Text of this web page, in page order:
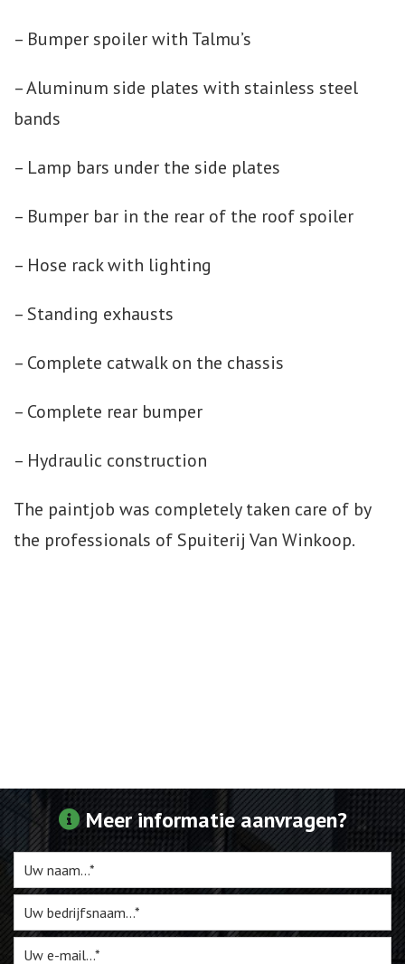
– Bumper spoiler with Talmu’s
– Aluminum side plates with stainless steel
bands
– Lamp bars under the side plates
– Bumper bar in the rear of the roof spoiler
– Hose rack with lighting
– Standing exhausts
– Complete catwalk on the chassis
– Complete rear bumper
– Hydraulic construction
The paintjob was completely taken care of by
the professionals of Spuiterij Van Winkoop.
Meer informatie aanvragen?